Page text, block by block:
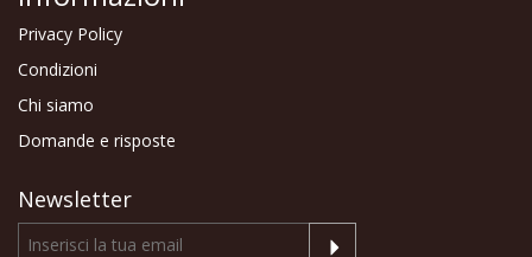
Privacy Policy
Condizioni
Chi siamo
Domande e risposte
Newsletter